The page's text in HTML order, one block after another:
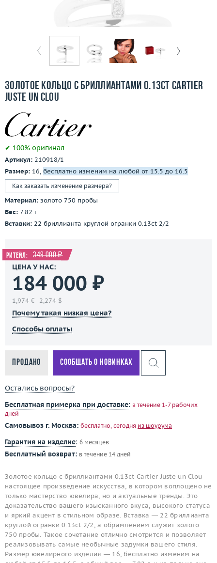
Бесплатная доставка
Покупка и оплата
Ломбард
Контакты
Заказать звонок
Золотое кольцо с бриллиантами 0.13ct Cartier
Juste un Clou
✔ 100% оригинал
Артикул: 210918/1
Размер: 16, бесплатно изменим на любой от 15.5 до 16.5
Как заказать изменение размера?
Материал: золото 750 пробы
Вес: 7.82 г
Вставки: 22 бриллианта круглой огранки 0.13ct 2/2
Ритейл: 349 000 ₽
ЦЕНА У НАС:
184 000 ₽
1,974 € 2,274 $
Почему такая низкая цена?
Способы оплаты
Продано Сообщать о новинках
Остались вопросы?
Бесплатная примерка при доставке: в течение 1-7 рабочих
дней
Самовывоз г. Москва: бесплатно, сегодня из шоурума
Гарантия на изделие: 6 месяцев
Бесплатный возврат: в течение 14 дней
Золотое кольцо с бриллиантами 0.13ct Cartier Juste un Clou —
настоящее произведение искусства, в котором воплощено не
только мастерство ювелира, но и актуальные тренды. Это
доказательство вашего изысканного вкуса, высокого статуса
и яркий акцент в стильном образе. Вставка — 22 бриллианта
круглой огранки 0.13ct 2/2, а обрамлением служит золото
750 пробы. Такое сочетание отлично смотрится и позволяет
реализовывать самые необычные задумки вашего стиля.
Размер ювелирного изделия — 16, бесплатно изменим на